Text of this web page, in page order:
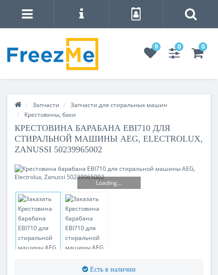
0 0 0
Запчасти
Запчасти для стиральных машин
Крестовины, баки
КРЕСТОВИНА БАРАБАНА EBI710 ДЛЯ
СТИРАЛЬНОЙ МАШИНЫ AEG, ELECTROLUX,
ZANUSSI 50239965002
Loading...
Есть в наличии